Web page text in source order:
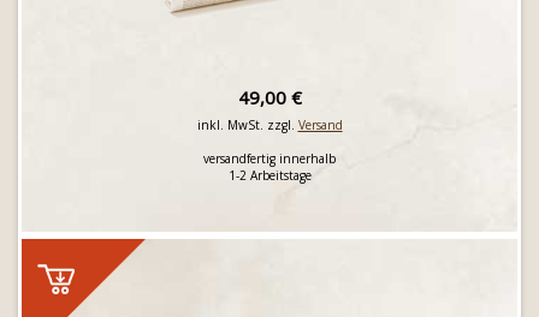
49,00 €
inkl. MwSt. zzgl. Versand
versandfertig innerhalb
1-2 Arbeitstage